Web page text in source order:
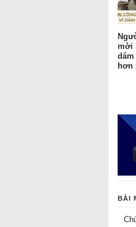
mời
dám
hơn
BÀI